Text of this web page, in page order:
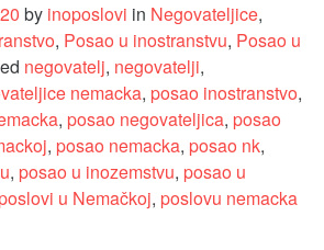
by inoposlovi in Negovateljice,
, Posao u inostranstvu, Posao u
negovatelj, negovatelji,
nemacka, posao inostranstvo,
, posao negovateljica, posao
, posao nemacka, posao nk,
, posao u inozemstvu, posao u
poslovi u Nemačkoj, poslovu nemacka